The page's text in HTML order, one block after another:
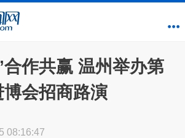
合作共赢 温州举办第
会招商路演
08:16:47